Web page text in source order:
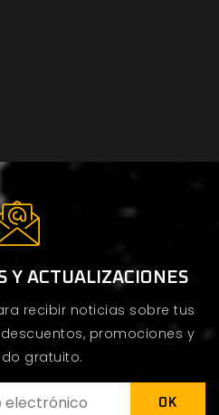
Y ACTUALIZACIONES
recibir noticias sobre tus
promociones y
gratuito.